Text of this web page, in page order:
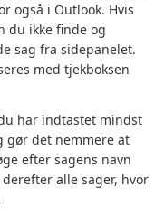
også i Outlook. Hvis
du ikke finde og
sag fra sidepanelet.
med tjekboksen
har indtastet mindst
gør det nemmere at
efter sagens navn
alle sager, hvor